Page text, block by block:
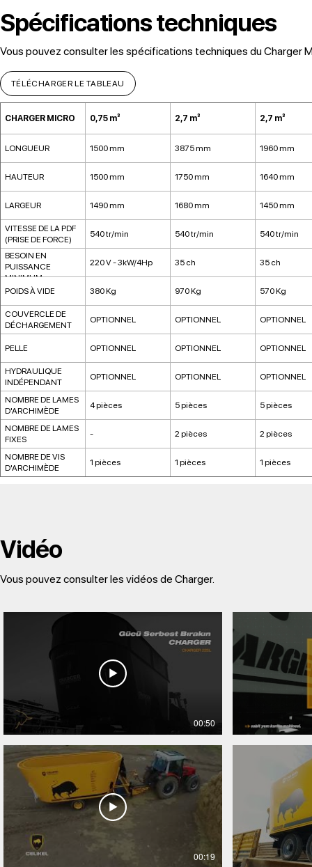
Spécifications techniques
Vous pouvez consulter les spécifications techniques du Charger
TÉLÉCHARGER LE TABLEAU
CHARGER MICRO 0,75 m³ 2,7 m³ 2,7 m³
LONGUEUR 1500 mm 3875 mm 1960 mm
HAUTEUR 1500 mm 1750 mm 1640 mm
LARGEUR 1490 mm 1680 mm 1450 mm
VITESSE DE LA PDF
(PRISE DE FORCE)
540 tr/min 540 tr/min 540 tr/min
BESOIN EN
PUISSANCE
MINIMUM
220 V - 3kW/4Hp 35 ch 35 ch
POIDS À VIDE 380 Kg 970 Kg 570 Kg
COUVERCLE DE
DÉCHARGEMENT
OPTIONNEL OPTIONNEL OPTIONNEL
PELLE OPTIONNEL OPTIONNEL OPTIONNEL
HYDRAULIQUE
INDÉPENDANT
OPTIONNEL OPTIONNEL OPTIONNEL
NOMBRE DE LAMES
D'ARCHIMÈDE
4 pièces 5 pièces 5 pièces
NOMBRE DE LAMES
FIXES
- 2 pièces 2 pièces
NOMBRE DE VIS
D'ARCHIMÈDE
1 pièces 1 pièces 1 pièces
Vidéo
Vous pouvez consulter les vidéos de Charger.
00:50
00:19